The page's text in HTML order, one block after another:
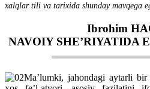
xalqlar tili va tarixida shunday mavqega
Ibrohim
NAVOIY SHEʼRIYATIDA
Maʼlumki, jahondagi aytarli